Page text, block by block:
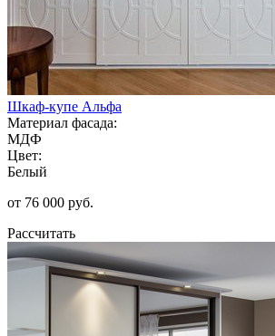
Шкаф-купе Альфа
Материал фасада:
МДФ
Цвет:
Белый
от 76 000 руб.
Рассчитать